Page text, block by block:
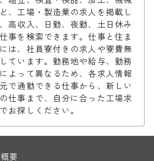
、工場・製造業の求人を掲載し
高収入、日勤、夜勤、土日休み
事を検索できます。仕事と住ま
は、社員寮付きの求人や寮費無
ています。勤務地や給与、勤務
よって異なるため、各求人情報
で通勤できる仕事から、新しい
仕事まで、自分に合った工場求
お探しください。
要